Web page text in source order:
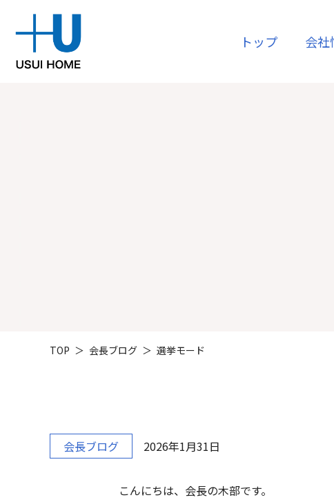
トップ 会社
TOP 会長ブログ 選挙モード
会長ブログ 2026年1月31日
こんにちは、会長の木部です。